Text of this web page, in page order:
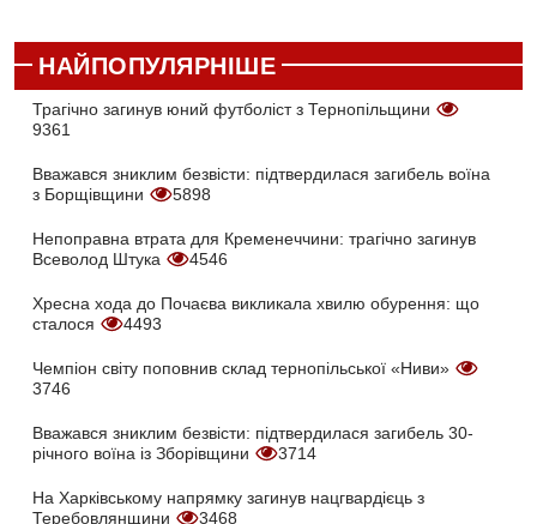
НАЙПОПУЛЯРНІШЕ
Трагічно загинув юний футболіст з Тернопільщини
9361
Вважався зниклим безвісти: підтвердилася загибель воїна
з Борщівщини
5898
Непоправна втрата для Кременеччини: трагічно загинув
Всеволод Штука
4546
Хресна хода до Почаєва викликала хвилю обурення: що
сталося
4493
Чемпіон світу поповнив склад тернопільської «Ниви»
3746
Вважався зниклим безвісти: підтвердилася загибель 30-
річного воїна із Зборівщини
3714
На Харківському напрямку загинув нацгвардієць з
Теребовлянщини
3468